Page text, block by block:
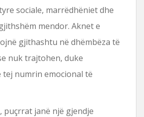
sociale, marrëdhëniet dhe
mendor. Aknet e
gjithashtu në dhëmbëza të
nuk trajtohen, duke
tej numrin emocional të
puçrrat janë një gjendje